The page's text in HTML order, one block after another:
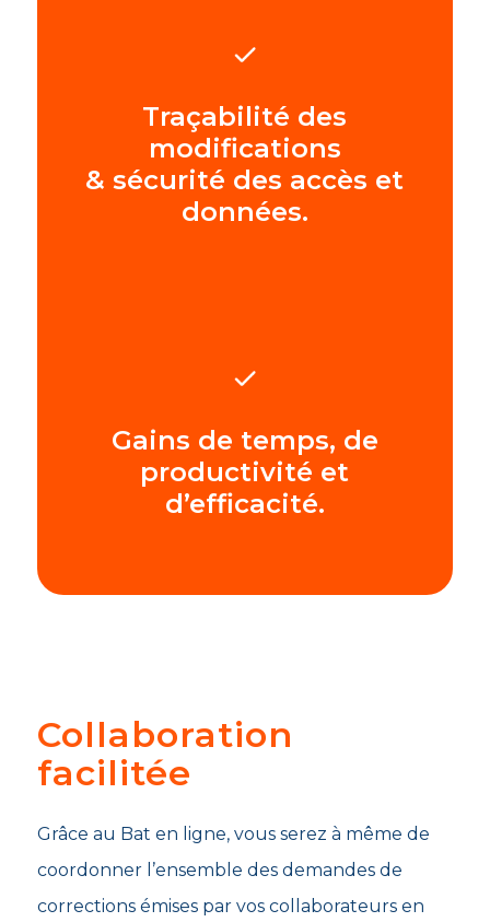
Traçabilité des
modifications
& sécurité des accès et
données.
Gains de temps, de
productivité et
d’efficacité.
Collaboration
facilitée
Grâce au Bat en ligne, vous serez à même de
coordonner l’ensemble des demandes de
corrections émises par vos collaborateurs en